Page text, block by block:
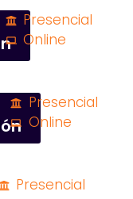
Presencial
Online
Presencial
Online
Presencial